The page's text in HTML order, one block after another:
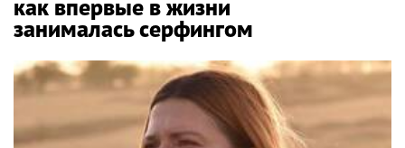
как впервые в жизни
занималась серфингом